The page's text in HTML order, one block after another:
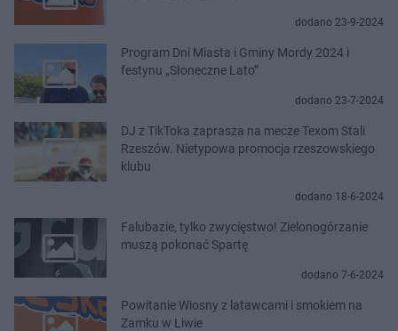
dodano 23-9-2024
Program Dni Miasta i Gminy Mordy 2024 i
festynu „Słoneczne Lato”
dodano 23-7-2024
DJ z TikToka zaprasza na mecze Texom Stali
Rzeszów. Nietypowa promocja rzeszowskiego
klubu
dodano 18-6-2024
Falubazie, tylko zwycięstwo! Zielonogórzanie
muszą pokonać Spartę
dodano 7-6-2024
Powitanie Wiosny z latawcami i smokiem na
Zamku w Liwie